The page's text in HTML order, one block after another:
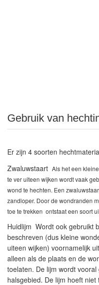
Gebruik van
Er zijn 4 soorten
Zwaluwstaart Als het een
te ver uiteen wijken wordt vaak
wond te hechten. Een
zandloper. Door de wondranden
toe te trekken ontstaat een soort
Huidlijm Wordt ook gebruikt
beschreven (dus kleine
uiteen wijken) voornamelijk
alleen als de plaats en de
toelaten. De lijm wordt
halsgebied. De lijm hoeft